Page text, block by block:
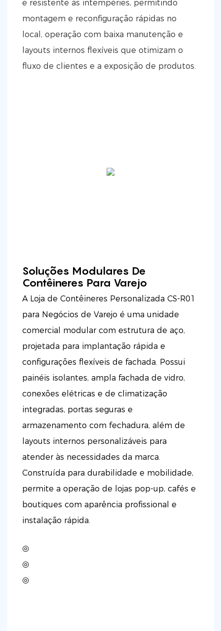
e resistente às intempéries, permitindo
montagem e reconfiguração rápidas no
local, operação com baixa manutenção e
layouts internos flexíveis que otimizam o
fluxo de clientes e a exposição de produtos.
Soluções Modulares De
Contêineres Para Varejo
A Loja de Contêineres Personalizada CS-R01
para Negócios de Varejo é uma unidade
comercial modular com estrutura de aço,
projetada para implantação rápida e
configurações flexíveis de fachada. Possui
painéis isolantes, ampla fachada de vidro,
conexões elétricas e de climatização
integradas, portas seguras e
armazenamento com fechadura, além de
layouts internos personalizáveis ​​para
atender às necessidades da marca.
Construída para durabilidade e mobilidade,
permite a operação de lojas pop-up, cafés e
boutiques com aparência profissional e
instalação rápida.
◎
◎
◎